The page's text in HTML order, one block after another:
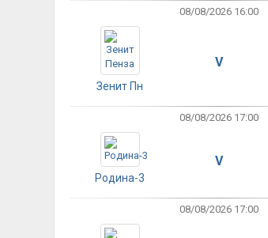
08/08/2026 16:00
Зенит Пн
V
08/08/2026 17:00
Родина-3
V
08/08/2026 17:00